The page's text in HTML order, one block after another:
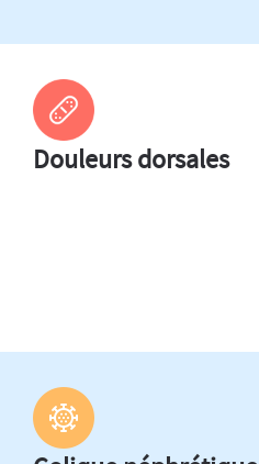
Douleurs dorsales